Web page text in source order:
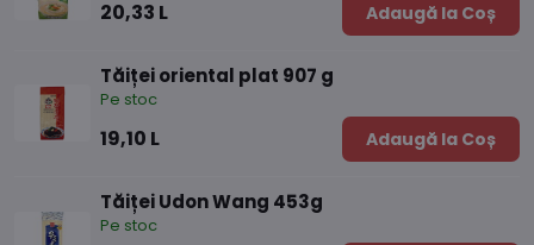
20,33 L Adaugă la Coș
Tăiței oriental plat 907 g
Pe stoc
19,10 L Adaugă la Coș
Tăiței Udon Wang 453g
Pe stoc